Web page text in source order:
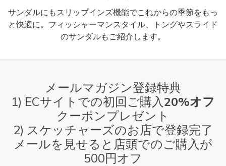
サンダルにもスリップインズ機能でこれからの季節をもっ
と快適に。フィッシャーマンスタイル、トングやスライド
のサンダルもご紹介します。
メールマガジン登録特典
1) ECサイトでの初回ご購入 20%オフ
クーポンプレゼント
2) スケッチャーズのお店で登録完了
メールを見せると店頭でのご購入が
500円オフ